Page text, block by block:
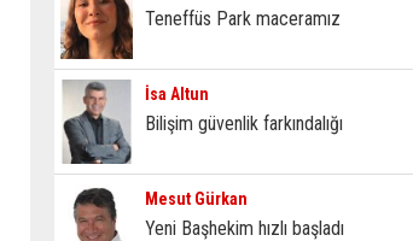
Teneffüs Park maceramız
İsa Altun
Bilişim güvenlik farkındalığı
Mesut Gürkan
Yeni Başhekim hızlı başladı